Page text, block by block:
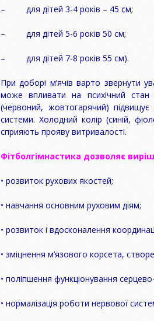
ЧАСУ
– для дітей 3-4 років – 45 см;
– для дітей 5-6 років 50 см;
– для дітей 7-8 років 55 см).
При доборі м’ячів варто звернути
може впливати на психічний стан і
(червоний, жовтогарячий) підвищує
системи. Холодний колір (синій,
сприяють прояву витривалості.
Фітболгімнастика дозволяє
• розвиток рухових якостей;
• навчання основним руховим діям;
• розвиток і вдосконалення
• зміцнення м’язового корсета,
• поліпшення функціонування
• нормалізація роботи нервової